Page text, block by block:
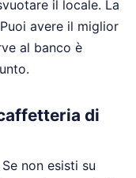
il locale. La
avere il miglior
al banco è
di
non esisti su